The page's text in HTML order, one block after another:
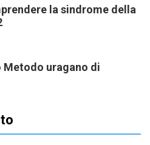
la sindrome della
Metodo uragano di